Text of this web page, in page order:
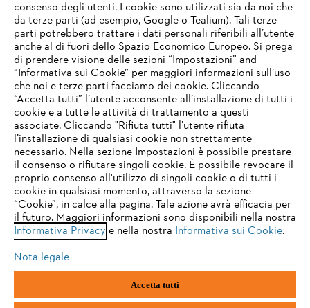
STIHL FAQ
Service
Termini e condizioni generali Privacy policy
Note legali Cookies Informazioni legali
Andreas STIHL S.p.A. - Viale delle Industrie, 15
20040 Cambiago (MI)
Email:info@stihl.it
Numero di partita IVA: 09883420151.
Società a socio unico, soggetta a direzione e coordinamento di Andreas
IHR BROWSER WIRD NICHT
UNTERSTÜTZT
Sie nutzen einen Browser, den wir noch nicht unterstützen. Für
eine optimale Nutzung unserer Seite empfehlen wir Ihnen, zu
einem der folgenden Browser zu wechseln:
firefox chrome
safari edge
consenso degli utenti. I cookie sono utilizzati sia da noi che
da terze parti (ad esempio, Google o Tealium). Tali terze
parti potrebbero trattare i dati personali riferibili all’utente
anche al di fuori dello Spazio Economico Europeo. Si prega
di prendere visione delle sezioni “Impostazioni” and
“Informativa sui Cookie” per maggiori informazioni sull’uso
che noi e terze parti facciamo dei cookie. Cliccando
“Accetta tutti” l’utente acconsente all’installazione di tutti i
cookie e a tutte le attività di trattamento a questi
associate. Cliccando "Rifiuta tutti" l’utente rifiuta
l’installazione di qualsiasi cookie non strettamente
necessario. Nella sezione Impostazioni è possibile prestare
il consenso o rifiutare singoli cookie. È possibile revocare il
proprio consenso all'utilizzo di singoli cookie o di tutti i
cookie in qualsiasi momento, attraverso la sezione
“Cookie”, in calce alla pagina. Tale azione avrà efficacia per
il futuro. Maggiori informazioni sono disponibili nella nostra
Informativa Privacy e nella nostra Informativa sui Cookie.
Nota legale
Accetta tutti